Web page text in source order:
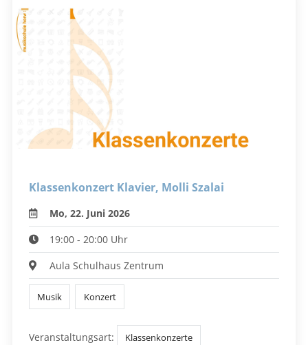
Klassenkonzert Klavier, Molli Szalai
Mo, 22. Juni 2026
19:00 - 20:00 Uhr
Aula Schulhaus Zentrum
Musik Konzert
Veranstaltungsart: Klassenkonzerte